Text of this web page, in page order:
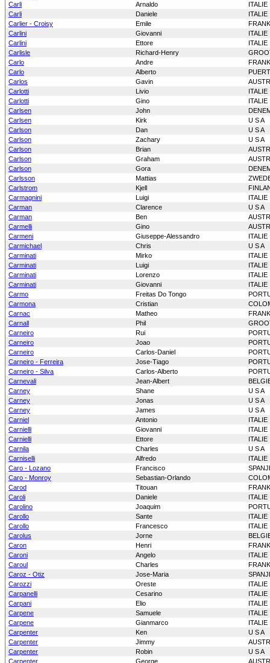
Carli
Arnaldo
ITALIE
Carli
Daniele
ITALIE
Carlier - Croisy
Emile
Carlini
Giovanni
ITALIE
Carlini
Ettore
ITALIE
Carlisle
Richard-Henry
Carlo
Andre
Carlo
Alberto
Carlos
Gavin
Carlotti
Livio
ITALIE
Carlotti
Gino
ITALIE
Carlsen
John
Carlsen
Kirk
U S A
Carlson
Dan
U S A
Carlson
Zachary
U S A
Carlson
Brian
Carlson
Graham
Carlson
Gora
Carlsson
Mattias
Carlstrom
Kjell
Carmagnini
Luigi
ITALIE
Carman
Clarence
U S A
Carman
Ben
Carmelli
Gino
Carmeni
Giuseppe-Alessandro
ITALIE
Carmichael
Chris
U S A
Carminati
Mirko
ITALIE
Carminati
Luigi
ITALIE
Carminati
Lorenzo
ITALIE
Carminati
Giovanni
ITALIE
Carmo
Freitas Do Tongo
Carmona
Cristian
Carnac
Matheo
Carnall
Phil
Carneiro
Rui
Carneiro
Joao
Carneiro
Carlos-Daniel
Carneiro - Ferreira
Jose-Tiago
Carneiro - Silva
Carlos-Alberto
Carnevali
Jean-Albert
Carney
Shane
U S A
Carney
Jonas
U S A
Carney
James
U S A
Carniel
Antonio
ITALIE
Carnielli
Giovanni
ITALIE
Carnielli
Ettore
ITALIE
Carnila
Charles
U S A
Carniselli
Alfredo
ITALIE
Caro - Lozano
Francisco
Caro - Monroy
Sebastian-Orlando
Carod
Titouan
Caroli
Daniele
ITALIE
Carolino
Joaquim
Carollo
Sante
ITALIE
Carollo
Francesco
ITALIE
Carolus
Jorne
Caron
Henri
Caroni
Angelo
ITALIE
Caroul
Charles
Caroz - Otiz
Jose-Maria
Carozzi
Oreste
ITALIE
Carpanelli
Cesarino
ITALIE
Carpani
Elio
ITALIE
Carpene
Samuele
ITALIE
Carpene
Gianmarco
ITALIE
Carpenter
Ken
U S A
Carpenter
Jimmy
Carpenter
Robin
U S A
Carpenter
George